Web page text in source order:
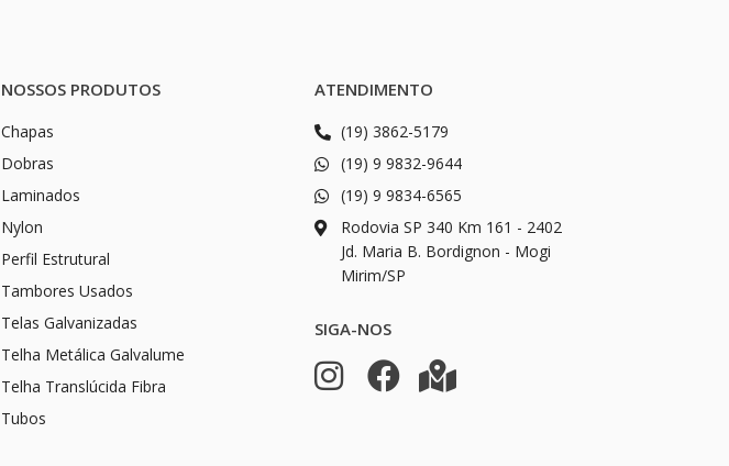
NOSSOS PRODUTOS
Chapas
Dobras
Laminados
Nylon
Perfil Estrutural
Tambores Usados
Telas Galvanizadas
Telha Metálica Galvalume
Telha Translúcida Fibra
Tubos
ATENDIMENTO
(19) 3862-5179
(19) 9 9832-9644
(19) 9 9834-6565
Rodovia SP 340 Km 161 - 2402
Jd. Maria B. Bordignon - Mogi
Mirim/SP
SIGA-NOS